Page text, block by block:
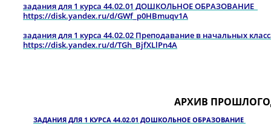
задания для 1 курса 44.02.01 ДОШКОЛЬНОЕ ОБРАЗОВАНИЕ
https://disk.yandex.ru/d/GWf_p0HBmuqv1A
задания для 1 курса 44.02.02 Преподавание в начальных
https://disk.yandex.ru/d/TGh_BjfXLlPn4A
АРХИВ
ЗАДАНИЯ ДЛЯ 1 КУРСА 44.02.01 ДОШКОЛЬНОЕ ОБРАЗОВАНИЕ